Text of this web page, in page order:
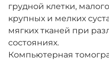
грудной клетки,
крупных и мелких
мягких тканей при
состояниях.
Компьютерная